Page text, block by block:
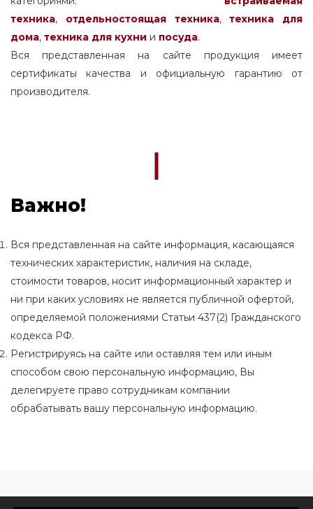
техника, отдельностоящаятехника,
техника для
дома, техника для кухни и посуда.
Вся представленная на сайте продукция имеет
сертификаты качества и официальную гарантию от
производителя.
Важно!
Вся представленная на сайте информация, касающаяся
технических характеристик, наличия на складе,
стоимости товаров, носит информационный характер и
ни при каких условиях не является публичной офертой,
определяемой положениями Статьи 437(2) Гражданского
кодекса РФ.
Регистрируясь на сайте или оставляя тем или иным
способом свою персональную информацию, Вы
делегируете право сотрудникам компании
обрабатывать вашу персональную информацию.